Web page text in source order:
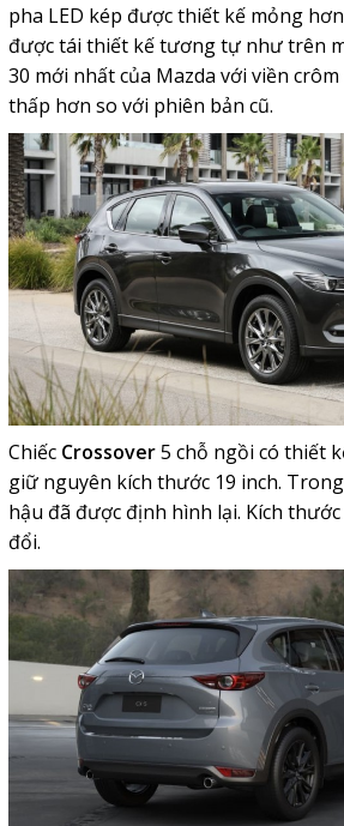
pha LED kép được thiết kế mỏng
được tái thiết kế tương tự như trên
30 mới nhấtcủa Mazda với viền
thấp hơn so với phiên bản cũ.
Chiếc Crossover5 chỗ ngồi có thiết
giữ nguyên kích thước 19 inch.
hậu đã được định hình lại. Kích
đổi.